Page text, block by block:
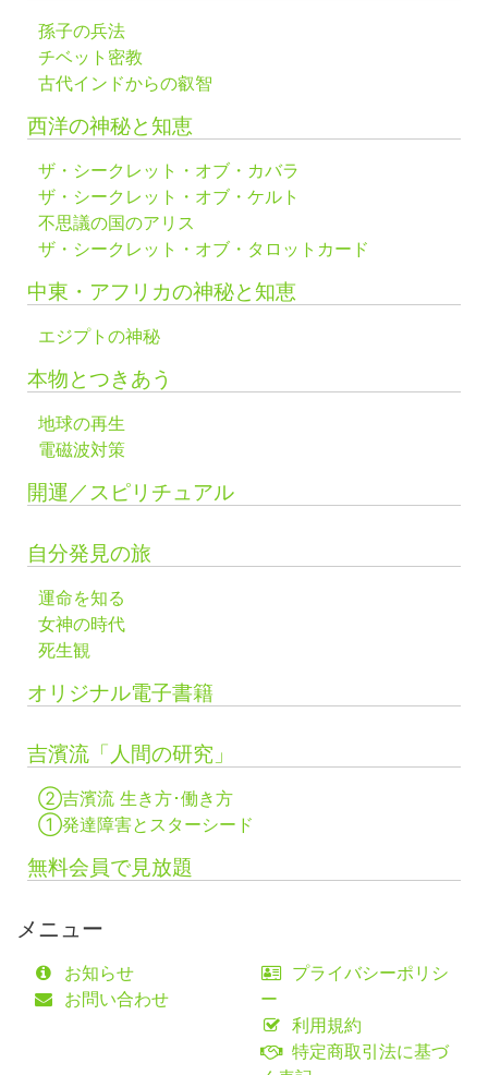
孫子の兵法
チベット密教
古代インドからの叡智
西洋の神秘と知恵
ザ・シークレット・オブ・カバラ
ザ・シークレット・オブ・ケルト
不思議の国のアリス
ザ・シークレット・オブ・タロットカード
中東・アフリカの神秘と知恵
エジプトの神秘
本物とつきあう
地球の再生
電磁波対策
開運／スピリチュアル
自分発見の旅
運命を知る
女神の時代
死生観
オリジナル電子書籍
吉濱流「人間の研究」
②吉濱流 生き方･働き方
①発達障害とスターシード
無料会員で見放題
メニュー
お知らせ
お問い合わせ
プライバシーポリシ
ー
利用規約
特定商取引法に基づ